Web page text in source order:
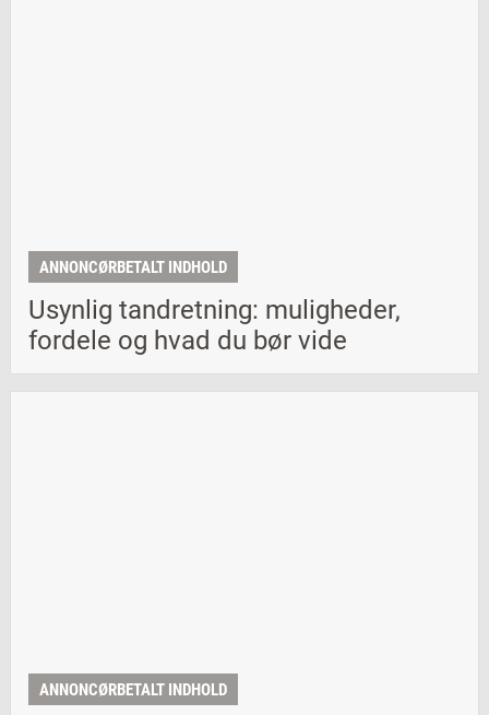
ANNONCØRBETALT INDHOLD
Usynlig tandretning: muligheder,
fordele og hvad du bør vide
ANNONCØRBETALT INDHOLD